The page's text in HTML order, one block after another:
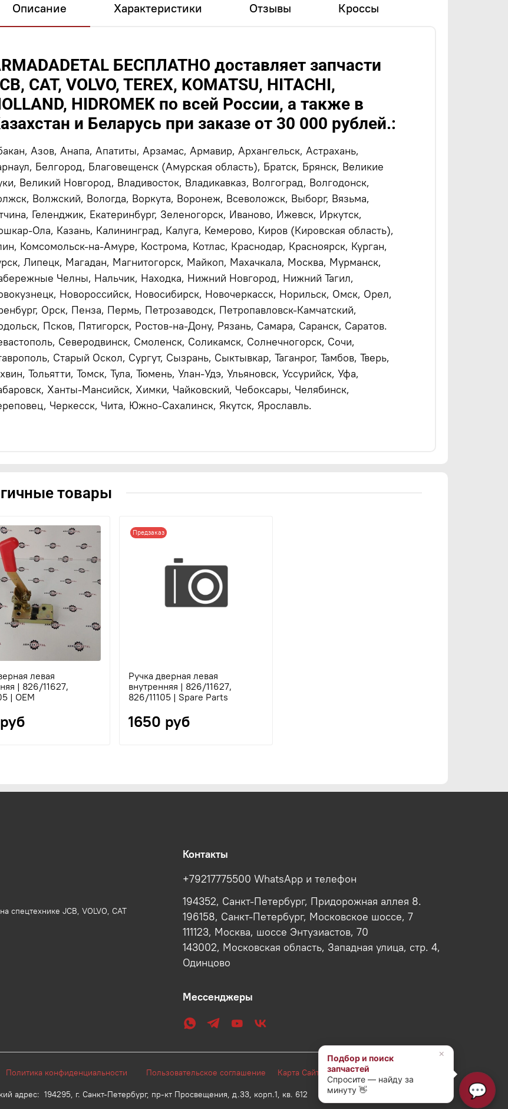
Описание Характеристики Отзывы Кроссы
БЕСПЛАТНО доставляет запчасти
CAT, VOLVO, TEREX, KOMATSU, HITACHI,
HIDROMEK по всей России, а также в
и Беларусь при заказе от 30 000 рублей.:
Азов, Анапа, Апатиты, Арзамас, Армавир, Архангельск, Астрахань,
Белгород, Благовещенск (Амурская область), Братск, Брянск, Великие
Великий Новгород, Владивосток, Владикавказ, Волгоград, Волгодонск,
Волжский, Вологда, Воркута, Воронеж, Всеволожск, Выборг, Вязьма,
Геленджик, Екатеринбург, Зеленогорск, Иваново, Ижевск, Иркутск,
Ола, Казань, Калининград, Калуга, Кемерово, Киров (Кировская область),
Комсомольск-на-Амуре, Кострома, Котлас, Краснодар, Красноярск, Курган,
Липецк, Магадан, Магнитогорск, Майкоп, Махачкала, Москва, Мурманск,
Челны, Нальчик, Находка, Нижний Новгород, Нижний Тагил,
Новороссийск, Новосибирск, Новочеркасск, Норильск, Омск, Орел,
Орск, Пенза, Пермь, Петрозаводск, Петропавловск-Камчатский,
Псков, Пятигорск, Ростов-на-Дону, Рязань, Самара, Саранск, Саратов.
Северодвинск, Смоленск, Соликамск, Солнечногорск, Сочи,
Старый Оскол, Сургут, Сызрань, Сыктывкар, Таганрог, Тамбов, Тверь,
Тольятти, Томск, Тула, Тюмень, Улан-Удэ, Ульяновск, Уссурийск, Уфа,
Ханты-Мансийск, Химки, Чайковский, Чебоксары, Челябинск,
Черкесск, Чита, Южно-Сахалинск, Якутск, Ярославль.
товары
левая
| 826/11627,
| OEM
Предзаказ
Ручка дверная левая
внутренняя | 826/11627,
826/11105 | Spare Parts
1650 руб
спецтехнике JCB, VOLVO, CAT
Контакты
+79217775500 WhatsApp и телефон
194352, Санкт-Петербург, Придорожная аллея 8.
196158, Санкт-Петербург, Московское шоссе, 7
111123, Москва, шоссе Энтузиастов, 70
143002, Московская область, Западная улица, стр. 4,
Одинцово
Мессенджеры
Политика конфиденциальности Пользовательское соглашение Карта Сайта
194295, г. Санкт-Петербург, пр-кт Просвещения, д.33, корп.1, кв. 612 💬
×
Подбор и поиск
запчастей
Спросите — найду за
минуту 👋